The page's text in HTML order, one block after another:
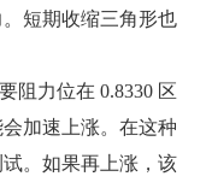
短期收缩三角形也
阻力位在 0.8330 区
加速上涨。在这种
。如果再上涨，该